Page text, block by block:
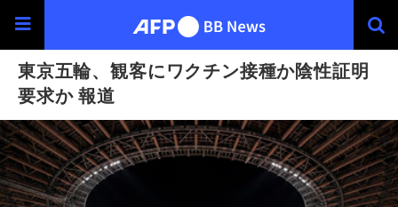
東京五輪、観客にワクチン接種か陰性証明
要求か 報道